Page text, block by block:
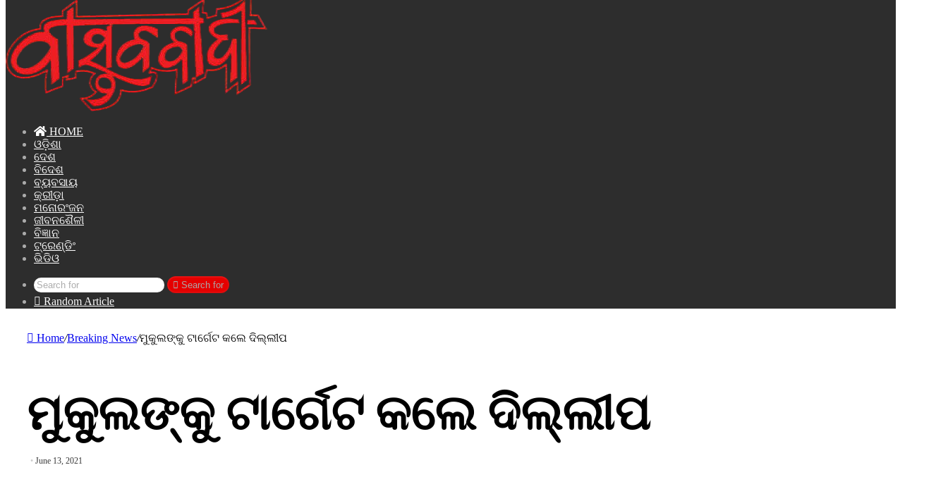
HOME
ଓଡ଼ିଶା
ଦେଶ
ବିଦେଶ
ବ୍ୟବସାୟ
କ୍ରୀଡ଼ା
ମନୋରଂଜନ
ଜୀବନଶୈଳୀ
ବିଜ୍ଞାନ
ଟ୍ରେଣ୍ଡିଂ
ଭିଡିଓ
Search for
Random Article
Home/Breaking News/ମୁକୁଲଙ୍କୁ ଟାର୍ଗେଟ କଲେ ଦିଲ୍ଲୀପ
ମୁକୁଲଙ୍କୁ ଟାର୍ଗେଟ କଲେ ଦିଲ୍ଲୀପ
June 13, 2021